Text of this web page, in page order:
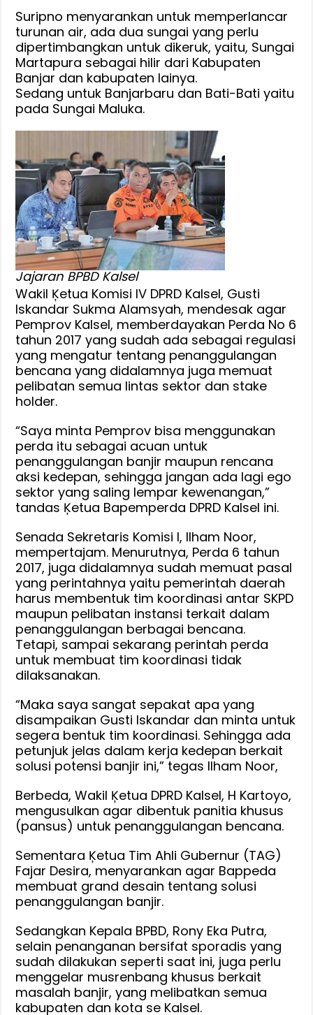
Suripno menyarankan untuk memperlancar
turunan air, ada dua sungai yang perlu
dipertimbangkan untuk dikeruk, yaitu, Sungai
Martapura sebagai hilir dari Kabupaten
Banjar dan kabupaten lainya.
Sedang untuk Banjarbaru dan Bati-Bati yaitu
pada Sungai Maluka.
Jajaran BPBD Kalsel
Wakil Ķetua Komisi IV DPRD Kalsel, Gusti
Iskandar Sukma Alamsyah, mendesak agar
Pemprov Kalsel, memberdayakan Perda No 6
tahun 2017 yang sudah ada sebagai regulasi
yang mengatur tentang penanggulangan
bencana yang didalamnya juga memuat
pelibatan semua lintas sektor dan stake
holder.
“Saya minta Pemprov bisa menggunakan
perda itu sebagai acuan untuk
penanggulangan banjir maupun rencana
aksi kedepan, sehingga jangan ada lagi ego
sektor yang saling lempar kewenangan,”
tandas Ķetua Bapemperda DPRD Kalsel ini.
Senada Sekretaris Komisi I, Ilham Noor,
mempertajam. Menurutnya, Perda 6 tahun
2017, juga didalamnya sudah memuat pasal
yang perintahnya yaitu pemerintah daerah
harus membentuk tim koordinasi antar SKPD
maupun pelibatan instansi terkait dalam
penanggulangan berbagai bencana.
Tetapi, sampai sekarang perintah perda
untuk membuat tim koordinasi tidak
dilaksanakan.
“Maka saya sangat sepakat apa yang
disampaikan Gusti Iskandar dan minta untuk
segera bentuk tim koordinasi. Sehingga ada
petunjuk jelas dalam kerja kedepan berkait
solusi potensi banjir ini,” tegas Ilham Noor,
Berbeda, Wakil Ķetua DPRD Kalsel, H Kartoyo,
mengusulkan agar dibentuk panitia khusus
(pansus) untuk penanggulangan bencana.
Sementara Ķetua Tim Ahli Gubernur (TAG)
Fajar Desira, menyarankan agar Bappeda
membuat grand desain tentang solusi
penanggulangan banjir.
Sedangkan Kepala BPBD, Rony Eka Putra,
selain penanganan bersifat sporadis yang
sudah dilakukan seperti saat ini, juga perlu
menggelar musrenbang khusus berkait
masalah banjir, yang melibatkan semua
kabupaten dan kota se Kalsel.